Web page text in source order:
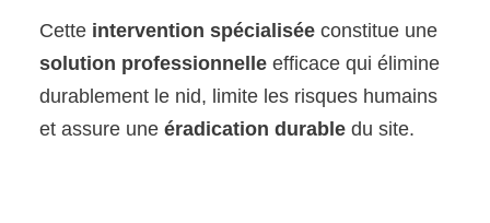
Cette intervention spécialisée constitue une
solution professionnelle efficace qui élimine
durablement le nid, limite les risques humains
et assure uneéradication durable du site.